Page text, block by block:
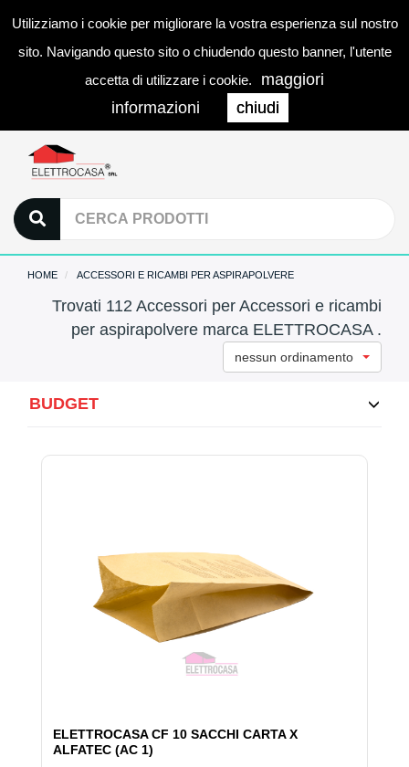
Utilizziamo i cookie per migliorare la vostra esperienza sul nostro
sito. Navigando questo sito o chiudendo questo banner, l'utente
accetta di utilizzare i cookie.
maggiori
informazioni
chiudi
0
HOME ACCESSORI E RICAMBI PER ASPIRAPOLVERE
Trovati 112 Accessori per Accessori e ricambi
per aspirapolvere marca ELETTROCASA .
nessun ordinamento
BUDGET
ELETTROCASA CF 10 SACCHI CARTA X
ALFATEC (AC 1)